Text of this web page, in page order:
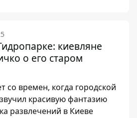
киевляне
о его старом
со времен, когда городской
красивую фантазию
развлечений в Киеве